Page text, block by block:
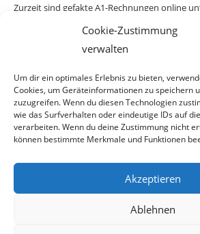
Cookie-Zustimmung
verwalten
Um dir ein optimales Erlebnis zu bieten,
Cookies, um Geräteinformationen zu speichern
zuzugreifen. Wenn du diesen Technologien
wie das Surfverhalten oder eindeutige IDs auf
verarbeiten. Wenn du deine Zustimmung nicht
können bestimmte Merkmale und Funktionen
Akzeptieren
Ablehnen
Zurzeit sind gefakte A1-Rechnungen online
Salzburgs Juden und ihre Sicherheit: „Erst
die Gefahr endlich konkret!“
Biologisches Wunder in Ceuta
Ein vermeintliches Abschiebemärchen
Archiv